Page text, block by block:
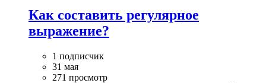
Как составить регулярное
выражение?
1 подписчик
31 мая
271 просмотр